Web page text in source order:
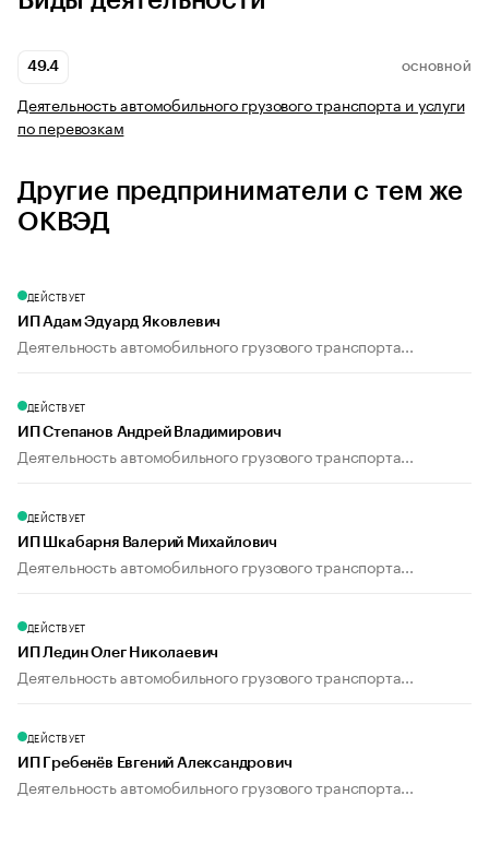
49.4 ОСНОВНОЙ
Деятельность автомобильного грузового транспорта и услуги
по перевозкам
Другие предприниматели с тем же
ОКВЭД
ДЕЙСТВУЕТ
ИП Адам Эдуард Яковлевич
Деятельность автомобильного грузового транспорта...
ДЕЙСТВУЕТ
ИП Степанов Андрей Владимирович
Деятельность автомобильного грузового транспорта...
ДЕЙСТВУЕТ
ИП Шкабарня Валерий Михайлович
Деятельность автомобильного грузового транспорта...
ДЕЙСТВУЕТ
ИП Ледин Олег Николаевич
Деятельность автомобильного грузового транспорта...
ДЕЙСТВУЕТ
ИП Гребенёв Евгений Александрович
Деятельность автомобильного грузового транспорта...